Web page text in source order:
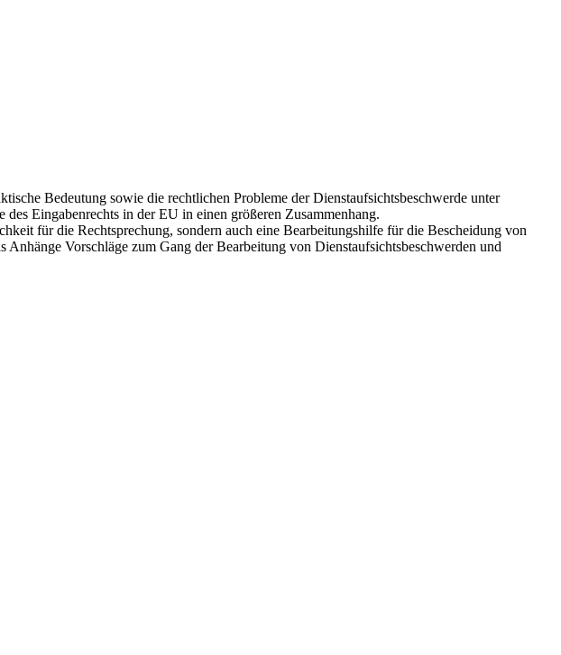
Bedeutung sowie die rechtlichen Probleme der Dienstaufsichtsbeschwerde unter
Eingabenrechts in der EU in einen größeren Zusammenhang.
für die Rechtsprechung, sondern auch eine Bearbeitungshilfe für die Bescheidung von
Vorschläge zum Gang der Bearbeitung von Dienstaufsichtsbeschwerden und